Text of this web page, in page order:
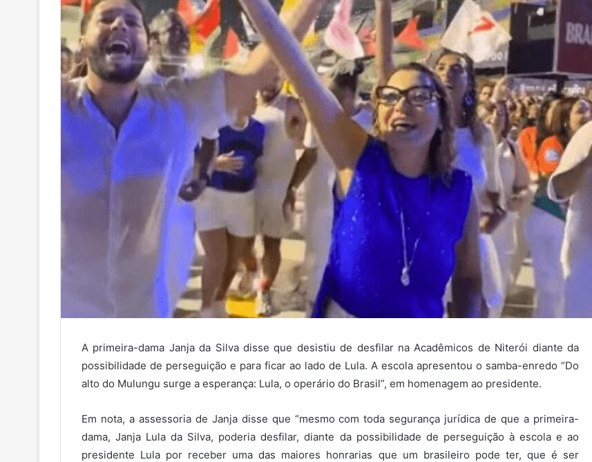
A primeira-dama Janja da Silva disse que desistiu de desfilar na Acadêmicos de Niterói diante da
possibilidade de perseguição e para ficar ao lado de Lula. A escola apresentou o samba-enredo “Do
alto do Mulungu surge a esperança: Lula, o operário do Brasil”, em homenagem ao presidente.
Em nota, a assessoria de Janja disse que “mesmo com toda segurança jurídica de que a primeira-
dama, Janja Lula da Silva, poderia desfilar, diante da possibilidade de perseguição à escola e ao
presidente Lula por receber uma das maiores honrarias que um brasileiro pode ter, que é ser